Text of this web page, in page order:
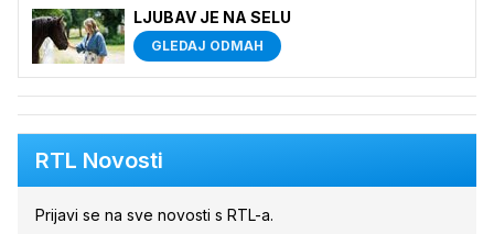
LJUBAV JE NA SELU
GLEDAJ ODMAH
RTL Novosti
Prijavi se na sve novosti s RTL-a.